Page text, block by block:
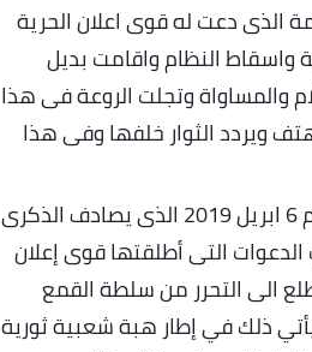
الذى دعت له قوى اعلان الحرية
تنادي بالحرية واسقاط النظام واقامت بديل
والمساواة وتجلت الروعة فى هذا
ويردد الثوار خلفها وفى هذا
هذا وتترقب العاصمة ومدن البلاد المختلفة مواكب ضخمة يوم السبت القادم 6 ابريل 2019 الذى يصادف الذكرى
جعفرنميرى بحسب الدعوات التى أطلقتها قوى إعلان
الى التحرر من سلطة القمع
ذلك في إطار هبة شعبية ثورية